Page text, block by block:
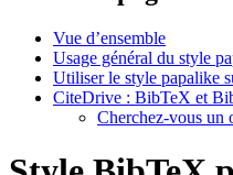
Vue d’ensemble
Usage général du style
Utiliser le style papalike
CiteDrive : BibTeX et
Cherchez-vous un